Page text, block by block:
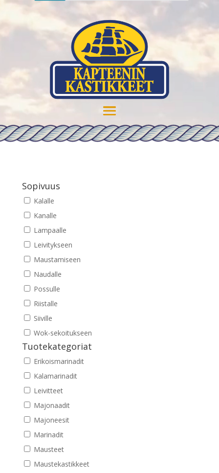
Sopivuus
Kalalle
Kanalle
Lampaalle
Leivitykseen
Maustamiseen
Naudalle
Possulle
Riistalle
Siiville
Wok-sekoitukseen
Tuotekategoriat
Erikoismarinadit
Kalamarinadit
Leivitteet
Majonaadit
Majoneesit
Marinadit
Mausteet
Maustekastikkeet